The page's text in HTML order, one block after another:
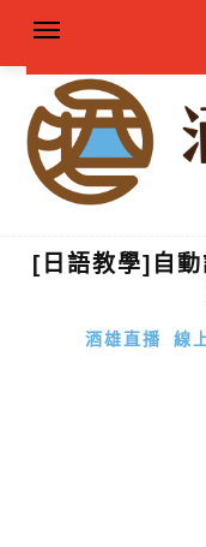
[日語教學]自
酒雄直播 線